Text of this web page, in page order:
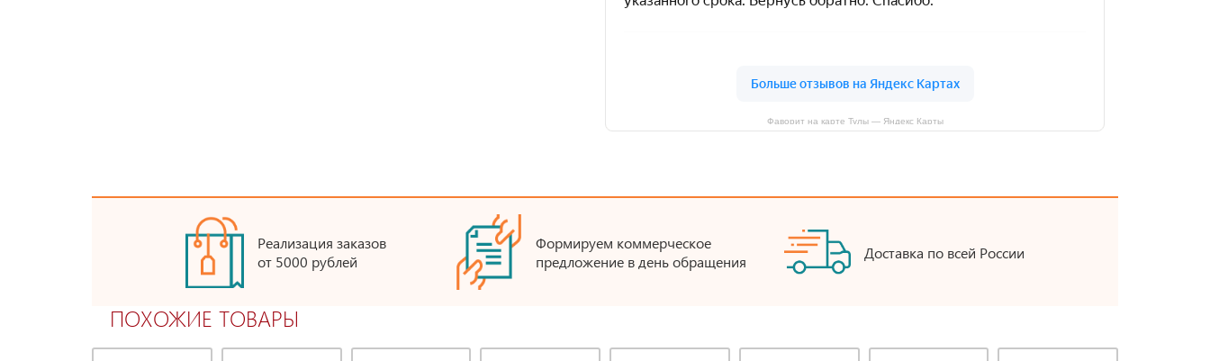
Фаворит на карте Тулы — Яндекс Карты
Реализация заказов
от 5000 рублей
Формируем коммерческое
предложение в день обращения
Доставка по всей России
ПОХОЖИЕ ТОВАРЫ